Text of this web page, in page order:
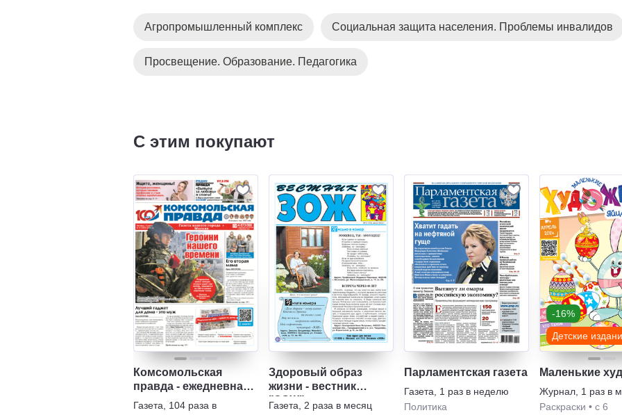
Агропромышленный комплекс Социальная защита населения. Проблемы инвалидов
Просвещение. Образование. Педагогика
С этим покупают
Комсомольская
правда - ежедневная
газета
Газета
104 раза в
Здоровый образ
жизни - вестник
"ЗОЖ"
Газета
2 раза в месяц
Парламентская газета
Газета
1 раз в неделю
Политика
-16%
Детские
Маленькие
Журнал 1 раз в
Раскраски • с 6